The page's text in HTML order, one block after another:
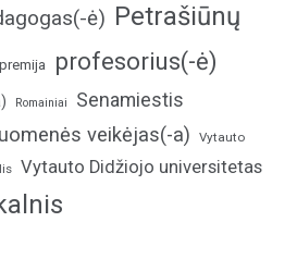
ė) Petrašiūnų
premija profesorius(-ė)
Romainiai Senamiestis
veikėjas(-a) Vytauto
Vytauto Didžiojo universitetas